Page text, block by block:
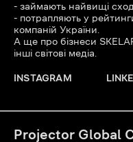
- займають найвищі
- потрапляють у
компаній України.
А ще про бізнеси
інші світові медіа.
INSTAGRAM
Projector Global